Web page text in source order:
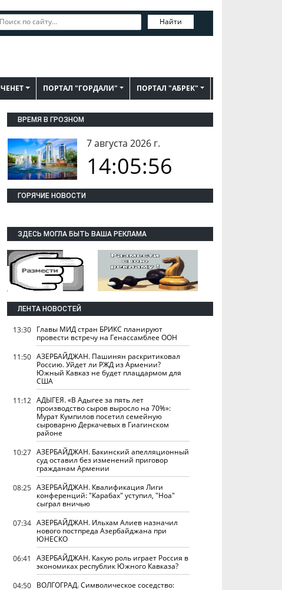
Найти
ЧЕНЕТ ПОРТАЛ "ГОРДАЛИ" ПОРТАЛ "АБРЕК"
ВРЕМЯ В ГРОЗНОМ
7 августа 2026 г.
14:05:57
ГОРЯЧИЕ НОВОСТИ
ЗДЕСЬ МОГЛА БЫТЬ ВАША РЕКЛАМА
ЛЕНТА НОВОСТЕЙ
13:30 Главы МИД стран БРИКС планируют
провести встречу на Генассамблее ООН
11:50 АЗЕРБАЙДЖАН. Пашинян раскритиковал
Россию. Уйдет ли РЖД из Армении?
Южный Кавказ не будет плацдармом для
США
11:12 АДЫГЕЯ. «В Адыгее за пять лет
производство сыров выросло на 70%»:
Мурат Кумпилов посетил семейную
сыроварню Деркачевых в Гиагинском
районе
10:27 АЗЕРБАЙДЖАН. Бакинский апелляционный
суд оставил без изменений приговор
гражданам Армении
08:25 АЗЕРБАЙДЖАН. Квалификация Лиги
конференций: "Карабах" уступил, "Ноа"
сыграл вничью
07:34 АЗЕРБАЙДЖАН. Ильхам Алиев назначил
нового постпреда Азербайджана при
ЮНЕСКО
06:41
АЗЕРБАЙДЖАН. Какую роль играет Россия в
экономиках республик Южного Кавказа?
04:50 ВОЛГОГРАД. Символическое соседство: